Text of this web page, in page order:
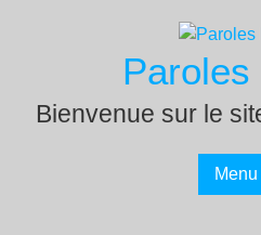
Bienvenue sur le
Menu